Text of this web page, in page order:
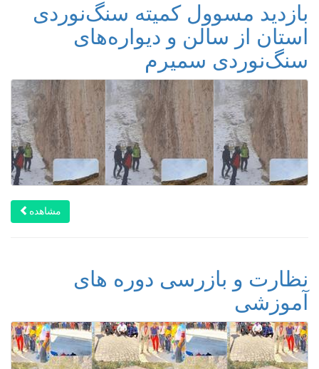
بازدید مسوول کمیته سنگ‌نوردی
استان از سالن و دیواره‌های
سنگ‌نوردی سمیرم
مشاهده
نظارت و بازرسی دوره های
آموزشی